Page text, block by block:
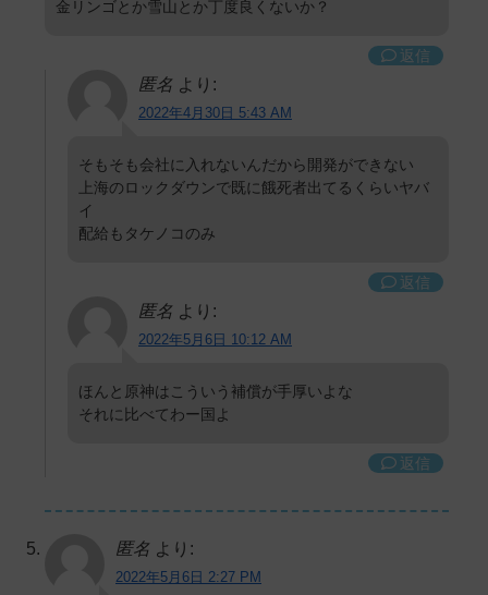
金リンゴとか雪山とか丁度良くないか？
返信
匿名 より:
2022年4月30日 5:43 AM
そもそも会社に入れないんだから開発ができない
上海のロックダウンで既に餓死者出てるくらいヤバ
イ
配給もタケノコのみ
返信
匿名 より:
2022年5月6日 10:12 AM
ほんと原神はこういう補償が手厚いよな
それに比べてわー国よ
返信
匿名 より:
2022年5月6日 2:27 PM